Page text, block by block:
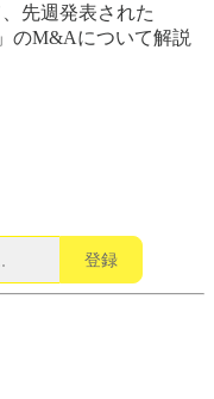
先週発表された
のM&Aについて解説
登録